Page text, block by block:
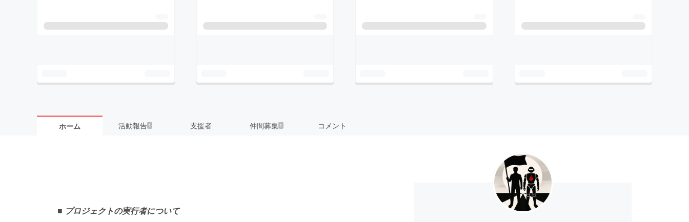
ホーム 活動報告 1 支援者 仲間募集 1 コメント
■ プロジェクトの実行者について